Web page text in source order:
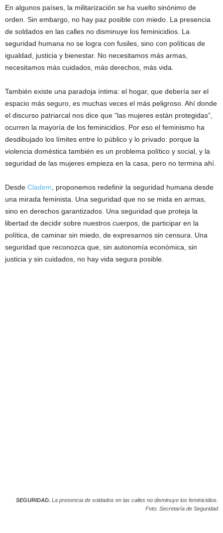
En algunos países, la militarización se ha vuelto sinónimo de
orden. Sin embargo, no hay paz posible con miedo. La presencia
de soldados en las calles no disminuye los feminicidios. La
seguridad humana no se logra con fusiles, sino con políticas de
igualdad, justicia y bienestar. No necesitamos más armas,
necesitamos más cuidados, más derechos, más vida.
También existe una paradoja íntima: el hogar, que debería ser el
espacio más seguro, es muchas veces el más peligroso. Ahí donde
el discurso patriarcal nos dice que “las mujeres están protegidas”,
ocurren la mayoría de los feminicidios. Por eso el feminismo ha
desdibujado los límites entre lo público y lo privado: porque la
violencia doméstica también es un problema político y social, y la
seguridad de las mujeres empieza en la casa, pero no termina ahí.
Desde Cladem , proponemos redefinir la seguridad humana desde
una mirada feminista. Una seguridad que no se mida en armas,
sino en derechos garantizados. Una seguridad que proteja la
libertad de decidir sobre nuestros cuerpos, de participar en la
política, de caminar sin miedo, de expresarnos sin censura. Una
seguridad que reconozca que, sin autonomía económica, sin
justicia y sin cuidados, no hay vida segura posible.
SEGURIDAD. La presencia de soldados en las calles no disminuye los feminicidios.
Foto: Secretaría de Seguridad